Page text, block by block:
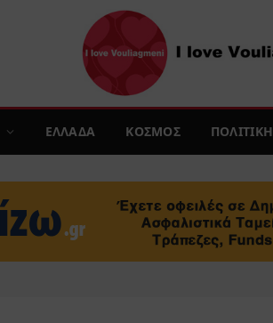
ΕΛΛΑΔΑ ΚΟΣΜΟΣ ΠΟΛΙΤΙΚΗ